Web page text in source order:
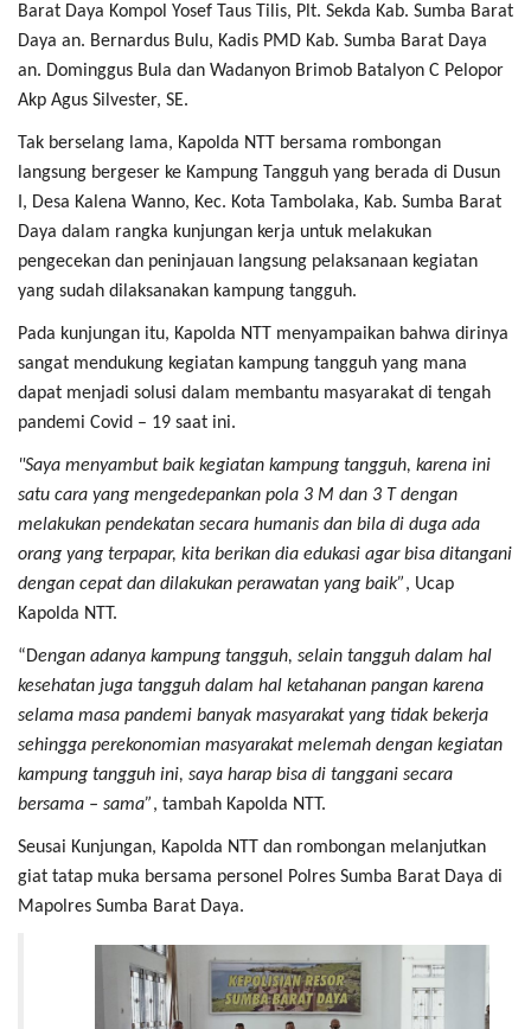
Barat Daya Kompol Yosef Taus Tilis, Plt. Sekda Kab. Sumba Barat
Daya an. Bernardus Bulu, Kadis PMD Kab. Sumba Barat Daya
an. Dominggus Bula dan Wadanyon Brimob Batalyon C Pelopor
Akp Agus Silvester, SE.
Tak berselang lama, Kapolda NTT bersama rombongan
langsung bergeser ke Kampung Tangguh yang berada di Dusun
I, Desa Kalena Wanno, Kec. Kota Tambolaka, Kab. Sumba Barat
Daya dalam rangka kunjungan kerja untuk melakukan
pengecekan dan peninjauan langsung pelaksanaan kegiatan
yang sudah dilaksanakan kampung tangguh.
Pada kunjungan itu, Kapolda NTT menyampaikan bahwa dirinya
sangat mendukung kegiatan kampung tangguh yang mana
dapat menjadi solusi dalam membantu masyarakat di tengah
pandemi Covid – 19 saat ini.
"Saya menyambut baik kegiatan kampung tangguh, karena ini
satu cara yang mengedepankan pola 3 M dan 3 T dengan
melakukan pendekatan secara humanis dan bila di duga ada
orang yang terpapar, kita berikan dia edukasi agar bisa ditangani
dengan cepat dan dilakukan perawatan yang baik”, Ucap
Kapolda NTT.
“Dengan adanya kampung tangguh, selain tangguh dalam hal
kesehatan juga tangguh dalam hal ketahanan pangan karena
selama masa pandemi banyak masyarakat yang tidak bekerja
sehingga perekonomian masyarakat melemah dengan kegiatan
kampung tangguh ini, saya harap bisa di tanggani secara
bersama – sama”, tambah Kapolda NTT.
Seusai Kunjungan, Kapolda NTT dan rombongan melanjutkan
giat tatap muka bersama personel Polres Sumba Barat Daya di
Mapolres Sumba Barat Daya.